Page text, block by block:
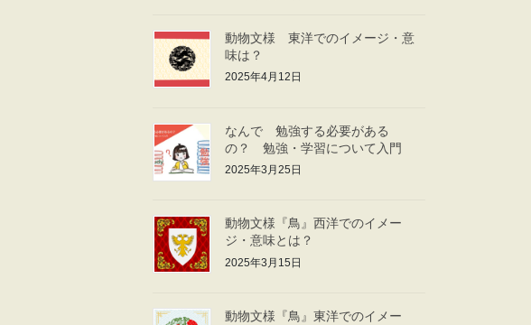
動物文様 東洋でのイメージ・意
味は？
2025年4月12日
なんで 勉強する必要がある
の？ 勉強・学習について入門
2025年3月25日
動物文様『鳥』西洋でのイメー
ジ・意味とは？
2025年3月15日
動物文様『鳥』東洋でのイメー